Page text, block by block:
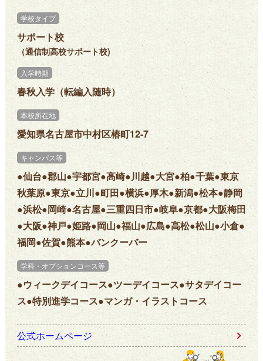
学校タイプ
サポート校
（通信制高校サポート校)
入学時期
春秋入学（転編入随時）
本校所在地
愛知県名古屋市中村区椿町12-7
キャンパス等
●仙台●郡山●宇都宮●高崎●川越●大宮●柏●千葉●東京
秋葉原●東京●立川●町田●横浜●厚木●新潟●松本●静岡
●浜松●岡崎●名古屋●三重四日市●岐阜●京都●大阪梅田
●大阪●神戸●姫路●岡山●福山●広島●高松●松山●小倉●
福岡●佐賀●熊本●バンクーバー
学科・オプションコース等
●ウィークデイコース●ツーデイコース●サタデイコー
ス●特別進学コース●マンガ・イラストコース
公式ホームページ